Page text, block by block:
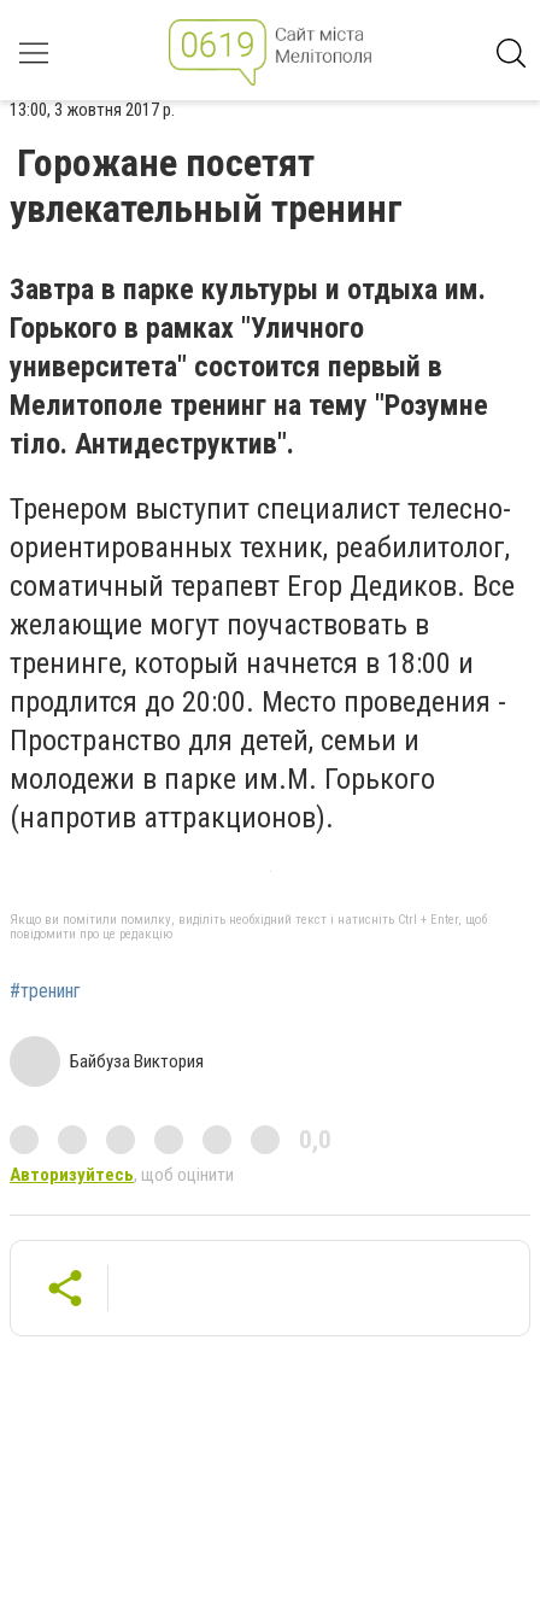
13:00, 3 жовтня 2017 р.
Горожане посетят
увлекательный тренинг
Завтра в парке культуры и отдыха им.
Горького в рамках "Уличного
университета" состоится первый в
Мелитополе тренинг на тему "Розумне
тіло. Антидеструктив".
Тренером выступит специалист телесно-
ориентированных техник, реабилитолог,
соматичный терапевт Егор Дедиков. Все
желающие могут поучаствовать в
тренинге, который начнется в 18:00 и
продлится до 20:00. Место проведения -
Пространство для детей, семьи и
молодежи в парке им.М. Горького
(напротив аттракционов).
Якщо ви помітили помилку, виділіть необхідний текст і натисніть Ctrl + Enter, щоб
повідомити про це редакцію
#тренинг
Байбуза Виктория
0,0
Авторизуйтесь, щоб оцінити